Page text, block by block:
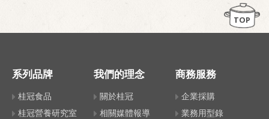
TOP
系列品牌
桂冠食品
桂冠營養研究室
我們的理念
關於桂冠
相關媒體報導
商務服務
企業採購
業務用型錄